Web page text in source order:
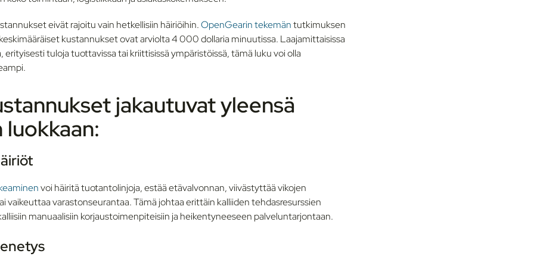
eivät rajoitu vain hetkellisiin häiriöihin.OpenGearin tekemäntutkimuksen
kustannukset ovat arviolta 4 000 dollaria minuutissa. Laajamittaisissa
erityisesti tuloja tuottavissa tai kriittisissä ympäristöissä, tämä luku voi olla
jakautuvat yleensä
voi häiritä tuotantolinjoja, estää etävalvonnan, viivästyttää vikojen
vaikeuttaa varastonseurantaa. Tämä johtaa erittäin kalliiden tehdasresurssien
manuaalisiin korjaustoimenpiteisiin ja heikentyneeseen palveluntarjontaan.